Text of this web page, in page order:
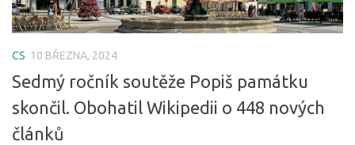
CS 10 BŘEZNA, 2024
Sedmý ročník soutěže Popiš památku
skončil. Obohatil Wikipedii o 448 nových
článků